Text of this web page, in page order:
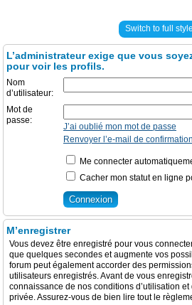
Switch to full style
L’administrateur exige que vous
pour voir les profils.
Nom
d’utilisateur:
Mot de
passe:
J’ai oublié mon mot de passe
Renvoyer l’e-mail de confirmation
Me connecter
Cacher mon statut en ligne
M’enregistrer
Vous devez être enregistré pour vous
que quelques secondes et augmente vos
forum peut également accorder des
utilisateurs enregistrés. Avant de vous
connaissance de nos conditions d’utilisation
privée. Assurez-vous de bien lire tout le